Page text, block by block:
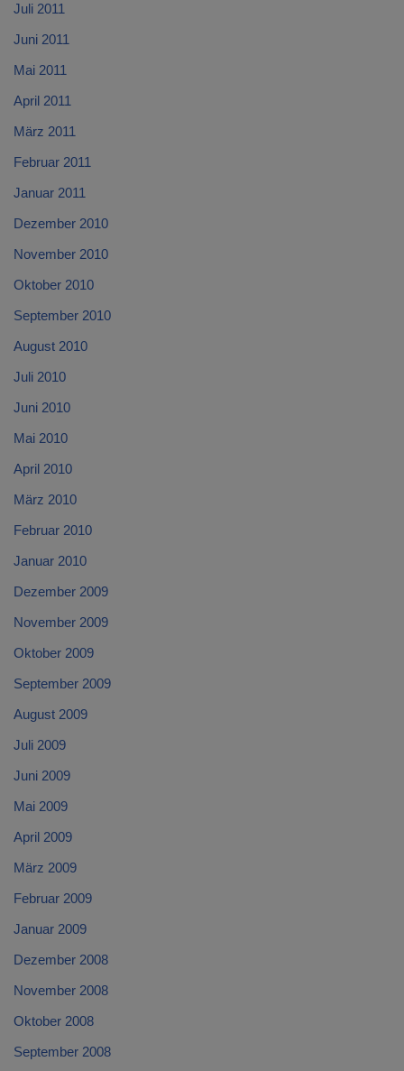
Juli 2011
Juni 2011
Mai 2011
April 2011
März 2011
Februar 2011
Januar 2011
Dezember 2010
November 2010
Oktober 2010
September 2010
August 2010
Juli 2010
Juni 2010
Mai 2010
April 2010
März 2010
Februar 2010
Januar 2010
Dezember 2009
November 2009
Oktober 2009
September 2009
August 2009
Juli 2009
Juni 2009
Mai 2009
April 2009
März 2009
Februar 2009
Januar 2009
Dezember 2008
November 2008
Oktober 2008
September 2008